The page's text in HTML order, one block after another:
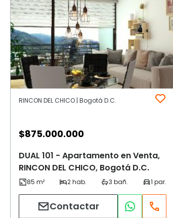
RINCON DEL CHICO | Bogotá D.C.
$875.000.000
DUAL 101 - Apartamento en Venta,
RINCON DEL CHICO, Bogotá D.C.
Contactar